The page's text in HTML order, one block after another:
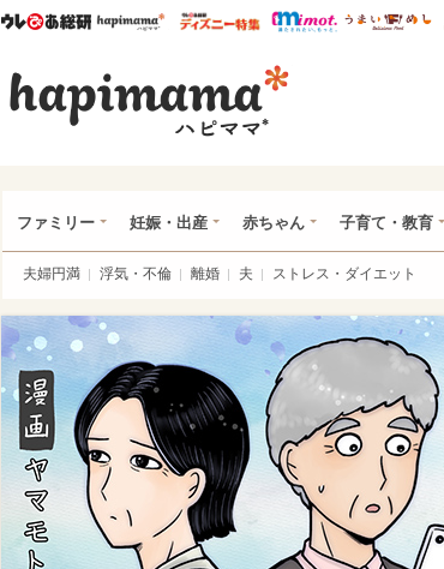
ウレぴあ総研ハピママ* ウレぴあ総研 ディズ
mimot.
ファミリー 妊娠・出産 赤ちゃん 子育て・教育
夫婦円満 浮気・不倫 離婚 夫 ストレス・ダイエット